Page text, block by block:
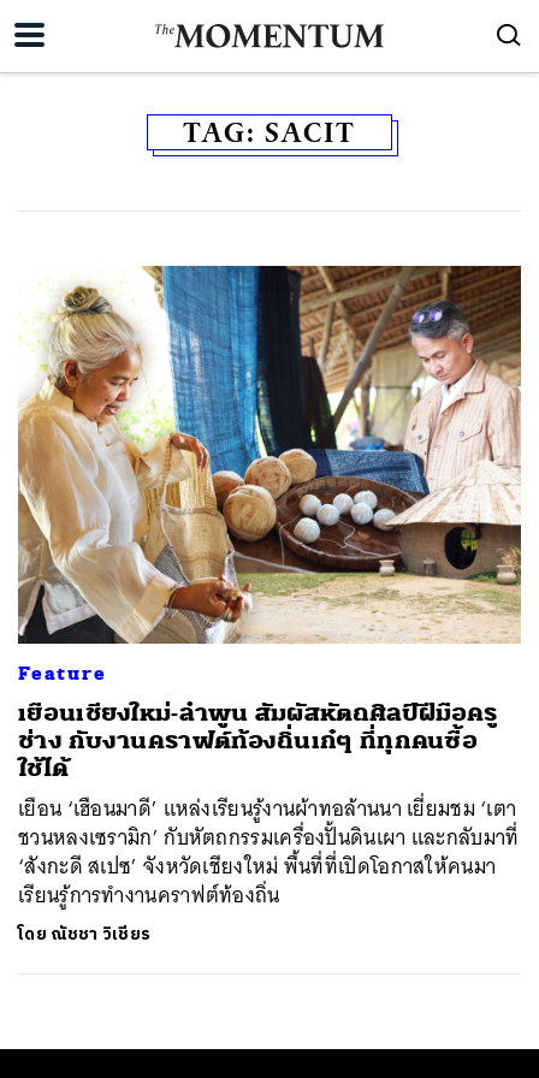
TAG: SACIT
Feature
เยือนเชียงใหม่-ลำพูน สัมผัสหัตถศิลป์ฝีมือครู
ช่าง กับงานคราฟต์ท้องถิ่นเก๋ๆ ที่ทุกคนซื้อ
ใช้ได้
เยือน ‘เฮือนมาดี’ แหล่งเรียนรู้งานผ้าทอล้านนา เยี่ยมชม ‘เตา
ชวนหลงเซรามิก’ กับหัตถกรรมเครื่องปั้นดินเผา และกลับมาที่
‘สังกะดี สเปซ’ จังหวัดเชียงใหม่ พื้นที่ที่เปิดโอกาสให้คนมา
เรียนรู้การทำงานคราฟต์ท้องถิ่น
โดย ณัชชา วิเชียร
ค้นหา
SHARE TWEET LINE EMAIL